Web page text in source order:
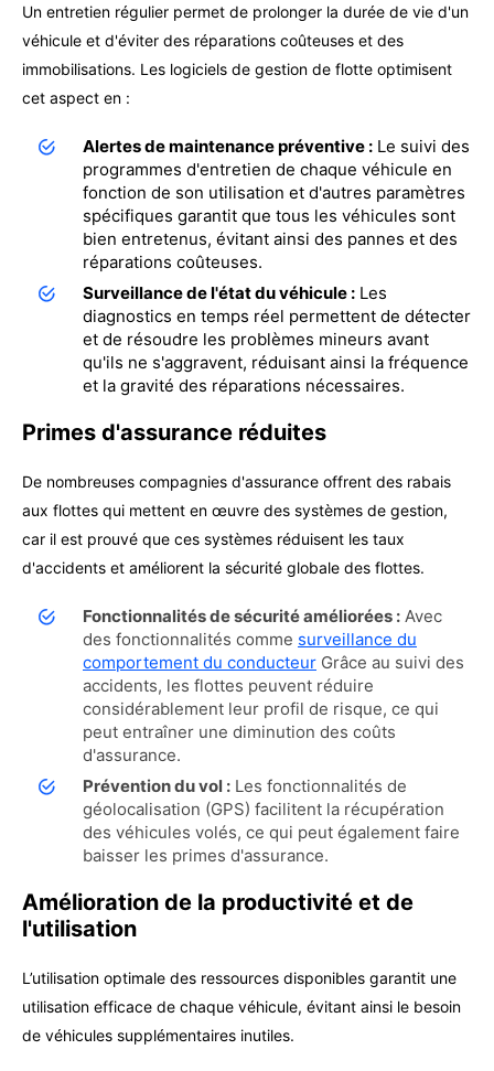
Un entretien régulier permet de prolonger la durée de vie d'un
véhicule et d'éviter des réparations coûteuses et des
immobilisations. Les logiciels de gestion de flotte optimisent
cet aspect en :
Alertes de maintenance préventive : Le suivi des
programmes d'entretien de chaque véhicule en
fonction de son utilisation et d'autres paramètres
spécifiques garantit que tous les véhicules sont
bien entretenus, évitant ainsi des pannes et des
réparations coûteuses.
Surveillance de l'état du véhicule : Les
diagnostics en temps réel permettent de détecter
et de résoudre les problèmes mineurs avant
qu'ils ne s'aggravent, réduisant ainsi la fréquence
et la gravité des réparations nécessaires.
Primes d'assurance réduites
De nombreuses compagnies d'assurance offrent des rabais
aux flottes qui mettent en œuvre des systèmes de gestion,
car il est prouvé que ces systèmes réduisent les taux
d'accidents et améliorent la sécurité globale des flottes.
Fonctionnalités de sécurité améliorées : Avec
des fonctionnalités comme surveillance du
comportement du conducteur Grâce au suivi des
accidents, les flottes peuvent réduire
considérablement leur profil de risque, ce qui
peut entraîner une diminution des coûts
d'assurance.
Prévention du vol : Les fonctionnalités de
géolocalisation (GPS) facilitent la récupération
des véhicules volés, ce qui peut également faire
baisser les primes d'assurance.
Amélioration de la productivité et de
l'utilisation
L’utilisation optimale des ressources disponibles garantit une
utilisation efficace de chaque véhicule, évitant ainsi le besoin
de véhicules supplémentaires inutiles.